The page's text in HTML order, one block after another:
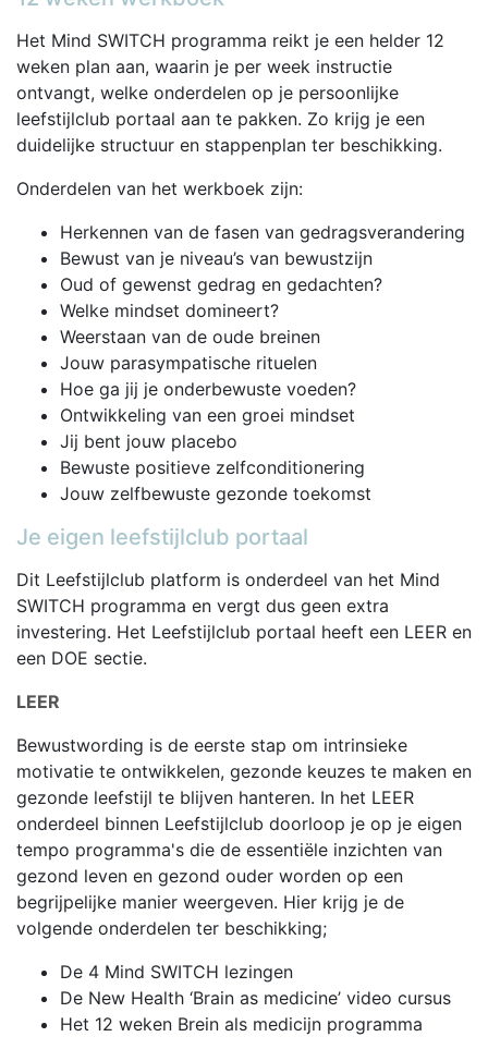
Het Mind SWITCH programma reikt je een helder 12
weken plan aan, waarin je per week instructie
ontvangt, welke onderdelen op je persoonlijke
leefstijlclub portaal aan te pakken. Zo krijg je een
duidelijke structuur en stappenplan ter beschikking.
Onderdelen van het werkboek zijn:
Herkennen van de fasen van gedragsverandering
Bewust van je niveau’s van bewustzijn
Oud of gewenst gedrag en gedachten?
Welke mindset domineert?
Weerstaan van de oude breinen
Jouw parasympatische rituelen
Hoe ga jij je onderbewuste voeden?
Ontwikkeling van een groei mindset
Jij bent jouw placebo
Bewuste positieve zelfconditionering
Jouw zelfbewuste gezonde toekomst
Je eigen leefstijlclub portaal
Dit Leefstijlclub platform is onderdeel van het Mind
SWITCH programma en vergt dus geen extra
investering. Het Leefstijlclub portaal heeft een LEER en
een DOE sectie.
LEER
Bewustwording is de eerste stap om intrinsieke
motivatie te ontwikkelen, gezonde keuzes te maken en
gezonde leefstijl te blijven hanteren. In het LEER
onderdeel binnen Leefstijlclub doorloop je op je eigen
tempo programma's die de essentiële inzichten van
gezond leven en gezond ouder worden op een
begrijpelijke manier weergeven. Hier krijg je de
volgende onderdelen ter beschikking;
De 4 Mind SWITCH lezingen
De New Health ‘Brain as medicine’ video cursus
Het 12 weken Brein als medicijn programma